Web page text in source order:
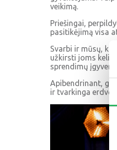
veikimą.
Priešingai,
pasitikėjimą visa
Svarbi ir mūsų,
užkirsti joms
sprendimų
Apibendrinant,
ir tvarkinga erdvė,